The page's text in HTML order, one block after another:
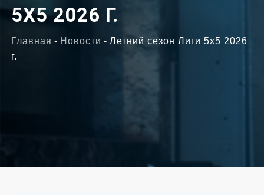
ТРЕНЕРЫ
ОТЗЫВЫ
5Х5 2026 Г.
Главная - Новости - Летний сезон Лиги 5х5 2026
г.